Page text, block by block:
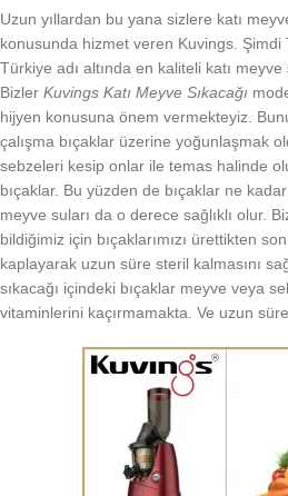
Uzun yıllardan bu yana sizlere katı
konusunda hizmet veren Kuvings. Şimdi
Türkiye adı altında en kaliteli katı
Bizler Kuvings Katı Meyve Sıkacağı
hijyen konusuna önem vermekteyiz.
çalışma bıçaklar üzerine yoğunlaşmak
sebzeleri kesip onlar ile temas halinde
bıçaklar. Bu yüzden de bıçaklar ne
meyve suları da o derece sağlıklı olur.
bildiğimiz için bıçaklarımızı ürettikten
kaplayarak uzun süre steril kalmasını
sıkacağı içindeki bıçaklar meyve veya
vitaminlerini kaçırmamakta. Ve uzun